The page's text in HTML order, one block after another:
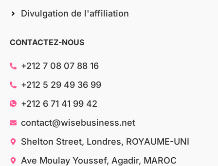
Divulgation de l'affiliation
CONTACTEZ-NOUS
+212 7 08 07 88 16
+212 5 29 49 36 99
+212 6 71 41 99 42
contact@wisebusiness.net
Shelton Street, Londres, ROYAUME-UNI
Ave Moulay Youssef, Agadir, MAROC